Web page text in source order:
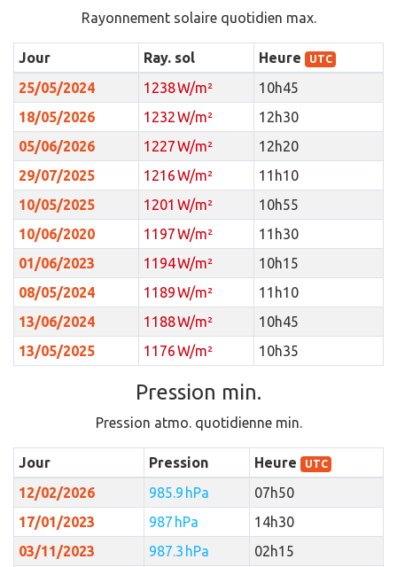
Rayonnement solaire quotidien max.
Jour Ray. sol Heure UTC
25/05/2024 1238 W/m²
10h45
18/05/2026
1232 W/m²
12h30
05/06/2026
1227 W/m²
12h20
29/07/2025
1216 W/m²
11h10
10/05/2025
1201 W/m²
10h55
10/06/2020
1197 W/m²
11h30
01/06/2023
1194 W/m²
10h15
08/05/2024
1189 W/m²
11h10
13/06/2024
1188 W/m²
10h45
13/05/2025
1176 W/m² 10h35
Pression min.
Pression atmo. quotidienne min.
Jour Pression Heure UTC
12/02/2026 985.9 hPa
07h50
17/01/2023
987 hPa
14h30
03/11/2023
987.3 hPa
02h15